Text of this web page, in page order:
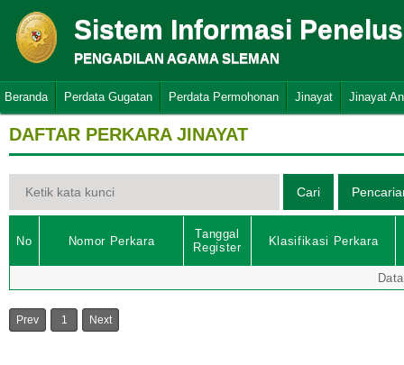
Sistem Informasi
PENGADILAN AGAMA SLEMAN
Beranda Perdata Gugatan Perdata Permohonan Jinayat Jinayat
DAFTAR PERKARA JINAYAT
No Nomor Perkara
Tanggal
Register
Klasifikasi Perkara
Prev 1 Next